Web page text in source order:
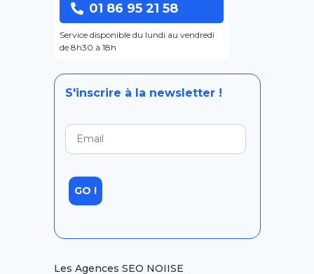
01 86 95 21 58
Service disponible du lundi au vendredi
de 8h30 à 18h
S'inscrire à la newsletter !
Les Agences SEO NOIISE